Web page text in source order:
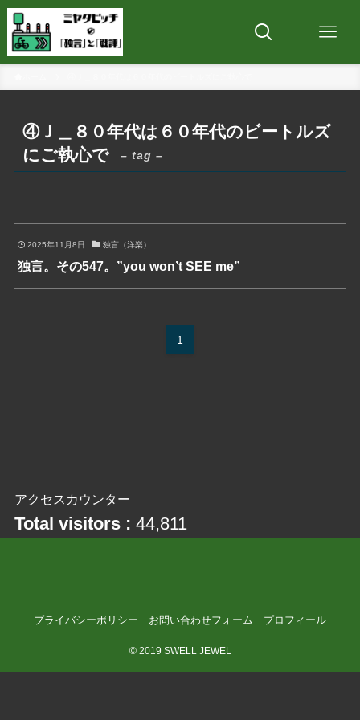
④Ｊ＿８０年代は６０年代のビートルズ
にご執心で
– tag –
2025年11月8日 独言（洋楽）
独言。その547。”you won’t SEE me”
1
アクセスカウンター
Total visitors : 44,811
プライバシーポリシー お問い合わせフォーム プロフィール
©2019 SWELL JEWEL